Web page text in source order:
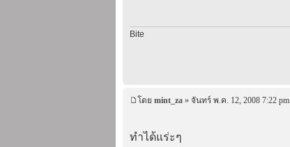
Bite
โดย mint_za » จันทร์ พ.ค. 12, 2008 7:22 pm
ทำได้แร่ะๆ